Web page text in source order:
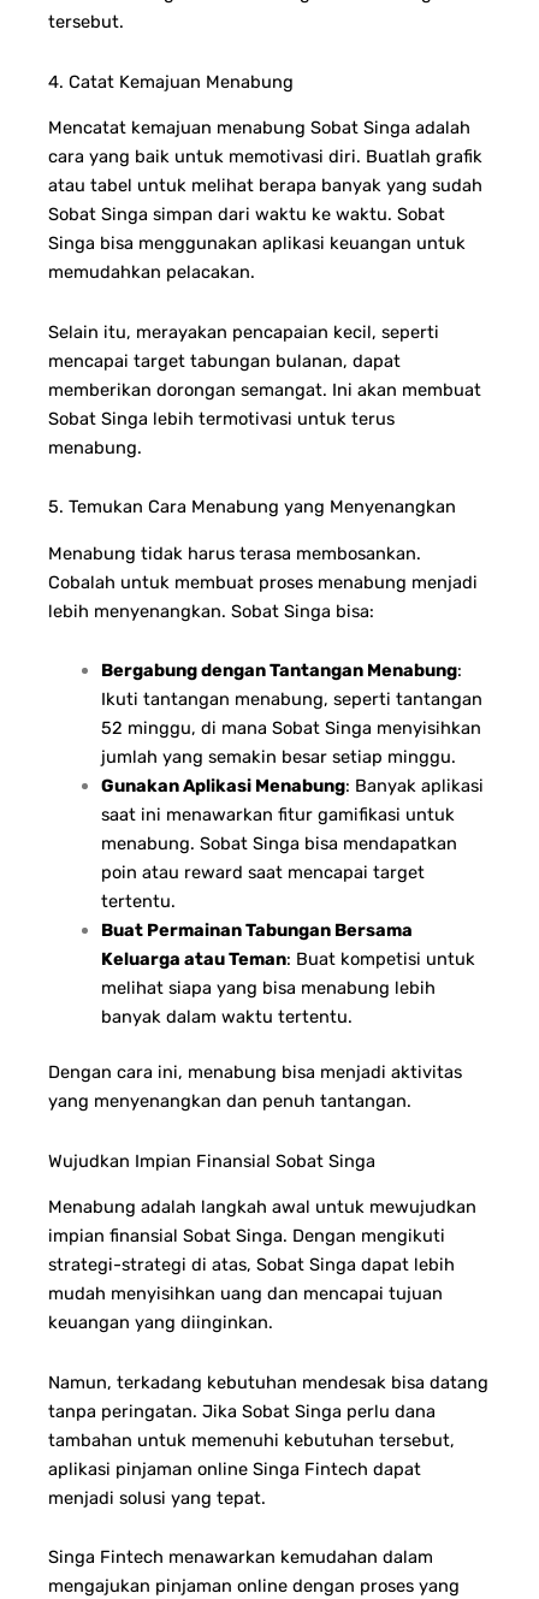
tersebut.
4. Catat Kemajuan Menabung
Mencatat kemajuan menabung Sobat Singa adalah
cara yang baik untuk memotivasi diri. Buatlah grafik
atau tabel untuk melihat berapa banyak yang sudah
Sobat Singa simpan dari waktu ke waktu. Sobat
Singa bisa menggunakan aplikasi keuangan untuk
memudahkan pelacakan.
Selain itu, merayakan pencapaian kecil, seperti
mencapai target tabungan bulanan, dapat
memberikan dorongan semangat. Ini akan membuat
Sobat Singa lebih termotivasi untuk terus
menabung.
5. Temukan Cara Menabung yang Menyenangkan
Menabung tidak harus terasa membosankan.
Cobalah untuk membuat proses menabung menjadi
lebih menyenangkan. Sobat Singa bisa:
Bergabung dengan Tantangan Menabung:
Ikuti tantangan menabung, seperti tantangan
52 minggu, di mana Sobat Singa menyisihkan
jumlah yang semakin besar setiap minggu.
Gunakan Aplikasi Menabung: Banyak aplikasi
saat ini menawarkan fitur gamifikasi untuk
menabung. Sobat Singa bisa mendapatkan
poin atau reward saat mencapai target
tertentu.
Buat Permainan Tabungan Bersama
Keluarga atau Teman: Buat kompetisi untuk
melihat siapa yang bisa menabung lebih
banyak dalam waktu tertentu.
Dengan cara ini, menabung bisa menjadi aktivitas
yang menyenangkan dan penuh tantangan.
Wujudkan Impian Finansial Sobat Singa
Menabung adalah langkah awal untuk mewujudkan
impian finansial Sobat Singa. Dengan mengikuti
strategi-strategi di atas, Sobat Singa dapat lebih
mudah menyisihkan uang dan mencapai tujuan
keuangan yang diinginkan.
Namun, terkadang kebutuhan mendesak bisa datang
tanpa peringatan. Jika Sobat Singa perlu dana
tambahan untuk memenuhi kebutuhan tersebut,
aplikasi pinjaman online Singa Fintech dapat
menjadi solusi yang tepat.
Singa Fintech menawarkan kemudahan dalam
mengajukan pinjaman online dengan proses yang